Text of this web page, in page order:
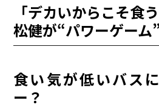
「デカいからこそ食う
松健が“パワーゲーム
食い気が低いバス
ー ？